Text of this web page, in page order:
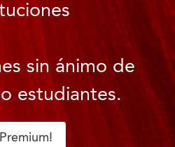
sin ánimo de
estudiantes.